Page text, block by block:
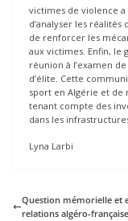
victimes de violence
d’analyser les
de renforcer les
aux victimes. Enfin, le
réunion à l’examen
d’élite. Cette
sport en Algérie et
tenant compte des
dans les
Lyna Larbi
Question mémorielle et
relations algéro-